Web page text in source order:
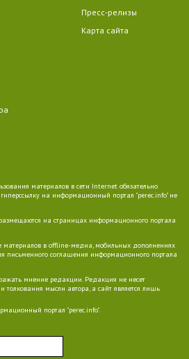
Пресс-релизы
Карта сайта
материалов в сети Internet обязательно
на информационный портал "perec.info" не
на страницах информационного портала
материалов в offline-медиа, мобильных дополнениях
письменного соглашения информационного портала
мнение редакции. Редакция не несет
и толкования мысли автора, а сайт является лишь
портал "perec.info".